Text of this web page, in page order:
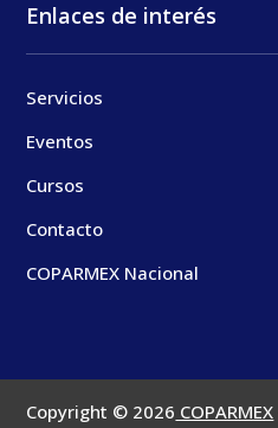
Enlaces de interés
Servicios
Eventos
Cursos
Contacto
COPARMEX Nacional
Copyright © 2026 COPARMEX